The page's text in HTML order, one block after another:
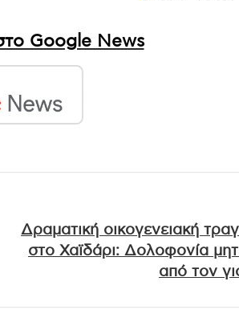
Google News
Δραματική οικογενειακή
στο Χαϊδάρι: Δολοφονία
από τον